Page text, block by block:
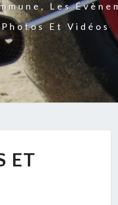
Les
Et Vidéos
ET